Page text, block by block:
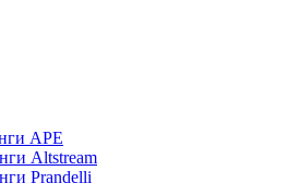
APE
Altstream
Prandelli